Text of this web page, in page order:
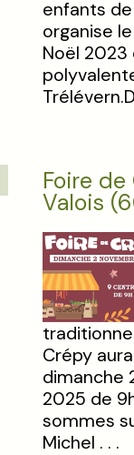
enfants
organise
Noël 2023
Foire
Valois
Crépy
dimanche
2025 de
sommes
Michel . . .